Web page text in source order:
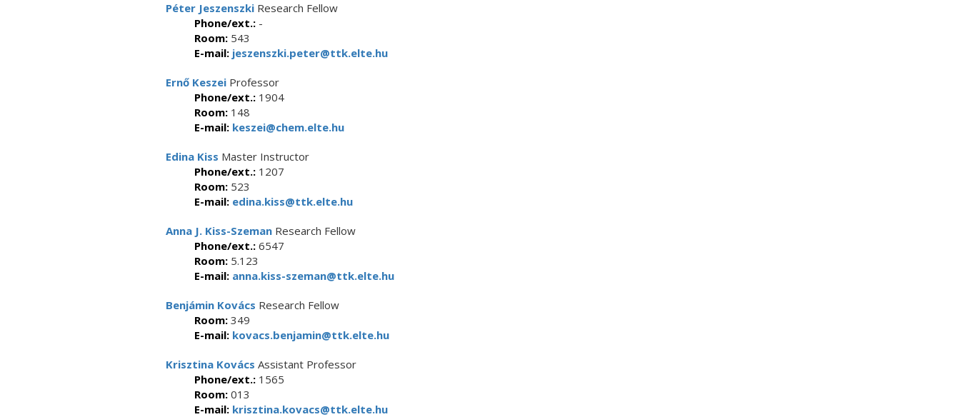
Péter Jeszenszki Research Fellow
Phone/ext.: -
Room: 543
E-mail: jeszenszki.peter@ttk.elte.hu
Ernő Keszei Professor
Phone/ext.: 1904
Room: 148
E-mail: keszei@chem.elte.hu
Edina Kiss Master Instructor
Phone/ext.: 1207
Room: 523
E-mail: edina.kiss@ttk.elte.hu
Anna J. Kiss-Szeman Research Fellow
Phone/ext.: 6547
Room: 5.123
E-mail: anna.kiss-szeman@ttk.elte.hu
Benjámin Kovács Research Fellow
Room: 349
E-mail: kovacs.benjamin@ttk.elte.hu
Krisztina Kovács Assistant Professor
Phone/ext.: 1565
Room: 013
E-mail: krisztina.kovacs@ttk.elte.hu